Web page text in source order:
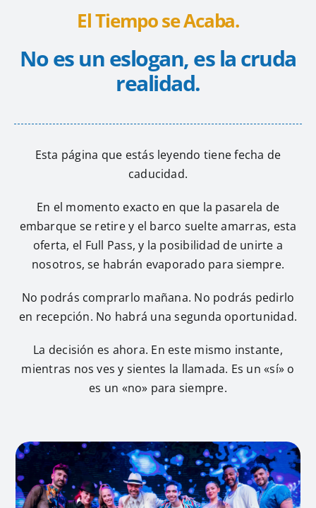
El Tiempo se Acaba.
No es un eslogan, es la cruda
realidad.
Esta página que estás leyendo tiene fecha de
caducidad.
En el momento exacto en que la pasarela de
embarque se retire y el barco suelte amarras, esta
oferta, el Full Pass, y la posibilidad de unirte a
nosotros, se habrán evaporado para siempre.
No podrás comprarlo mañana. No podrás pedirlo
en recepción. No habrá una segunda oportunidad.
La decisión es ahora. En este mismo instante,
mientras nos ves y sientes la llamada. Es un «sí» o
es un «no» para siempre.